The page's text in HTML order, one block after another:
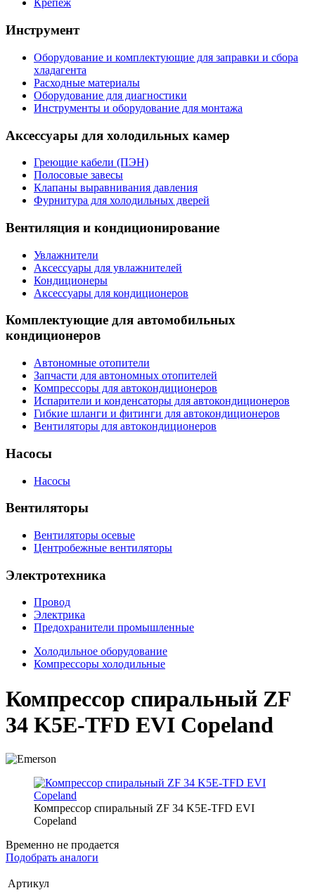
Крепеж
Инструмент
Оборудование и комплектующие для заправки и сбора
хладагента
Расходные материалы
Оборудование для диагностики
Инструменты и оборудование для монтажа
Аксессуары для холодильных камер
Греющие кабели (ПЭН)
Полосовые завесы
Клапаны выравнивания давления
Фурнитура для холодильных дверей
Вентиляция и кондиционирование
Увлажнители
Аксессуары для увлажнителей
Кондиционеры
Аксессуары для кондиционеров
Комплектующие для автомобильных
кондиционеров
Автономные отопители
Запчасти для автономных отопителей
Компрессоры для автокондиционеров
Испарители и конденсаторы для автокондиционеров
Гибкие шланги и фитинги для автокондиционеров
Вентиляторы для автокондиционеров
Насосы
Насосы
Вентиляторы
Вентиляторы осевые
Центробежные вентиляторы
Электротехника
Провод
Электрика
Предохранители промышленные
Холодильное оборудование
Компрессоры холодильные
Компрессор спиральный ZF
34 K5E-TFD EVI Copeland
Компрессор спиральный ZF 34 K5E-TFD EVI
Copeland
Временно не продается
Подобрать аналоги
Артикул